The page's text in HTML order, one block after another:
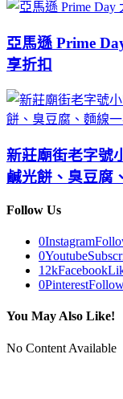
亞馬遜 Prime
享折扣
新莊廟街老字號
鹹光餅、臭豆腐
Follow Us
0Instagram
0Youtube
12kFacebook
0Pinterest
You May Also Like!
No Content Available